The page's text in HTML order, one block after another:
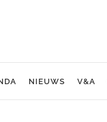
NIEUWS V&A